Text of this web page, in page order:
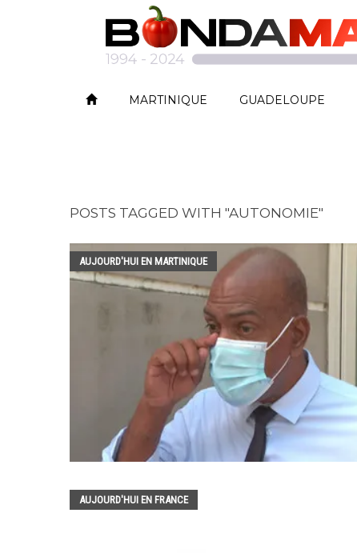
MARTINIQUE GUADELOUPE
POSTS TAGGED WITH "AUTONOMIE"
AUJOURD'HUI EN MARTINIQUE
AUJOURD'HUI EN FRANCE